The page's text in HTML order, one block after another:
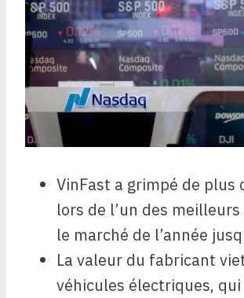
VinFast a grimpé de plus
lors de l’un des
le marché de l’année
La valeur du fabricant
véhicules électriques,